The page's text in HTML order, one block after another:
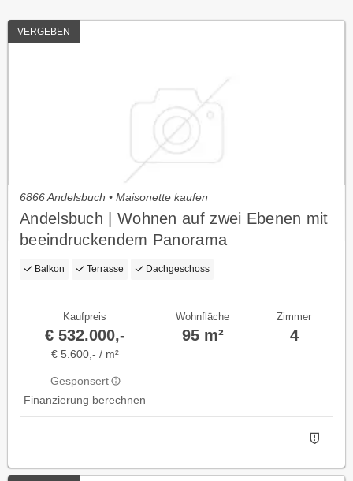
VERGEBEN
6866 Andelsbuch • Maisonette kaufen
Andelsbuch | Wohnen auf zwei Ebenen mit
beeindruckendem Panorama
Balkon Terrasse Dachgeschoss
Kaufpreis
€ 532.000,-
€ 5.600,- / m²
Gesponsert
Finanzierung berechnen
Wohnfläche
95 m²
Zimmer
4